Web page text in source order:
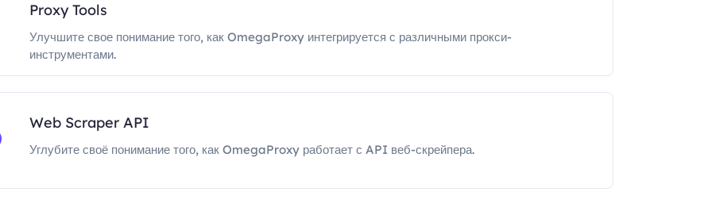
Proxy Tools
Улучшите свое понимание того, как OmegaProxy интегрируется с различными прокси-
инструментами.
Web Scraper API
Углубите своё понимание того, как OmegaProxy работает с API веб-скрейпера.